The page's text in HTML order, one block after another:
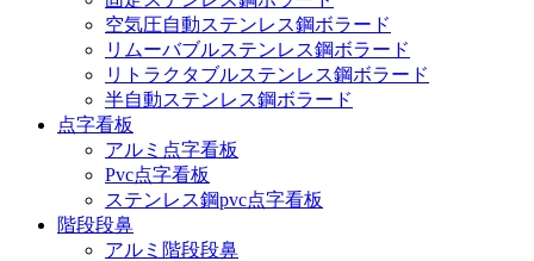
空気圧自動ステンレス鋼ボラード
リムーバブルステンレス鋼ボラード
リトラクタブルステンレス鋼ボラード
半自動ステンレス鋼ボラード
点字看板
アルミ点字看板
Pvc点字看板
ステンレス鋼pvc点字看板
階段段鼻
アルミ階段段鼻